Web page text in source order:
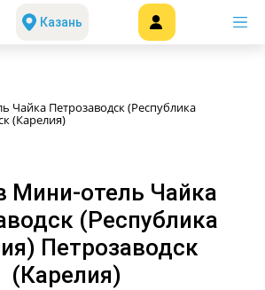
Казань
Чайка Петрозаводск (Республика
(Карелия)
Мини-отель Чайка
(Республика
Петрозаводск
(Карелия)